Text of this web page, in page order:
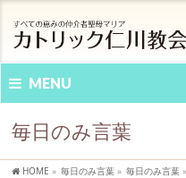
MENU
毎日のみ言葉
HOME » 毎日のみ言葉 » 毎日のみ言葉 »